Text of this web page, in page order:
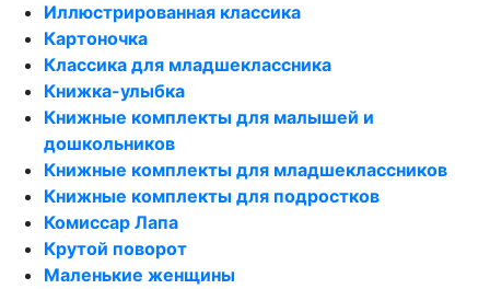
Иллюстрированная классика
Картоночка
Классика для младшеклассника
Книжка-улыбка
Книжные комплекты для малышей и
дошкольников
Книжные комплекты для младшеклассников
Книжные комплекты для подростков
Комиссар Лапа
Крутой поворот
Маленькие женщины